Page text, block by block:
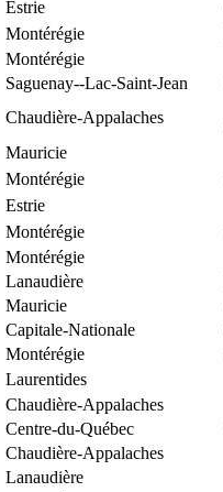
Estrie
Montérégie
Montérégie
Saguenay--Lac-Saint-Jean
Chaudière-Appalaches
Mauricie
Montérégie
Estrie
Montérégie
Montérégie
Lanaudière
Mauricie
Capitale-Nationale
Montérégie
Laurentides
Chaudière-Appalaches
Centre-du-Québec
Chaudière-Appalaches
Lanaudière